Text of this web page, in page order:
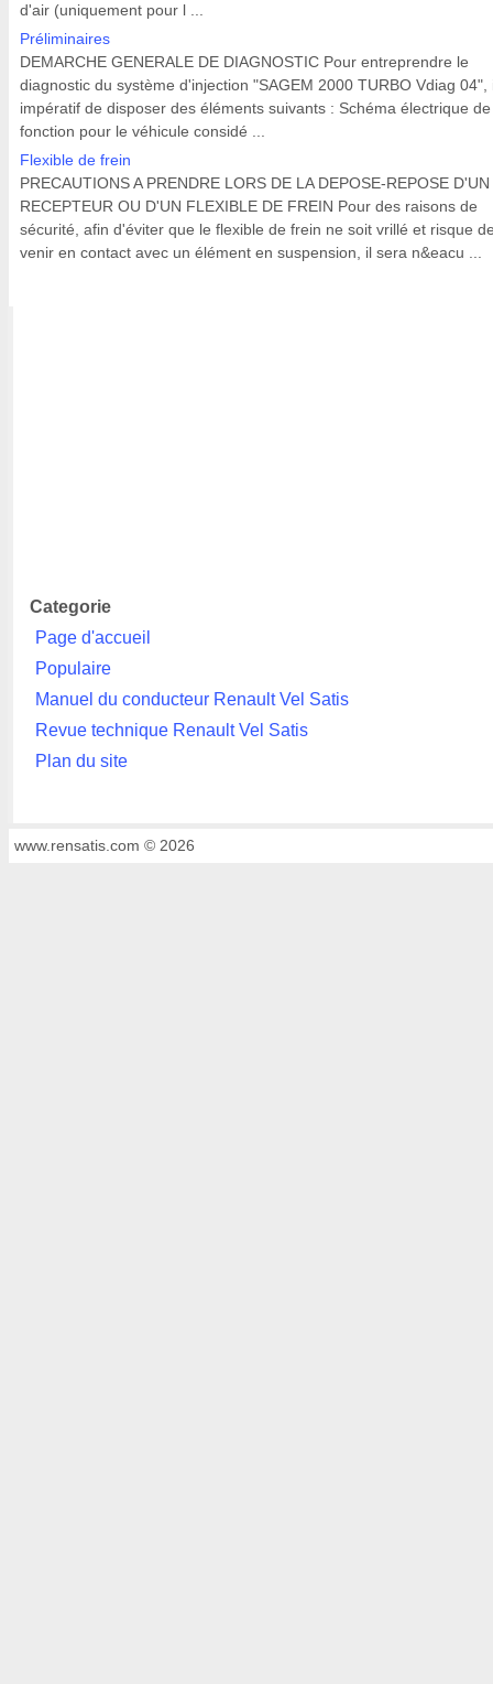
d'air (uniquement pour l ...
Préliminaires
DEMARCHE GENERALE DE DIAGNOSTIC Pour entreprendre le
diagnostic du système d'injection "SAGEM 2000 TURBO Vdiag 04",
impératif de disposer des éléments suivants : Schéma électrique
fonction pour le véhicule considé ...
Flexible de frein
PRECAUTIONS A PRENDRE LORS DE LA DEPOSE-REPOSE D'UN
RECEPTEUR OU D'UN FLEXIBLE DE FREIN Pour des raisons de
sécurité, afin d'éviter que le flexible de frein ne soit vrillé et risque
venir en contact avec un élément en suspension, il sera n&eacu ...
Categorie
Page d'accueil
Populaire
Manuel du conducteur Renault Vel Satis
Revue technique Renault Vel Satis
Plan du site
www.rensatis.com © 2026